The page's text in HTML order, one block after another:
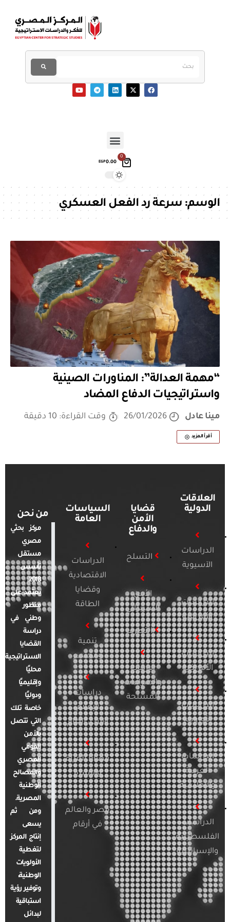
0
EGP0.00
الوسم:سرعة رد الفعل العسكري
“مهمة العدالة”: المناورات الصينية
واستراتيجيات الدفاع المضاد
مينا عادل 26/01/2026 وقت القراءة: 10 دقيقة
أقرأ المزيد
العلاقات
الدولية
الدراسات
الآسيوية
الدراسات
الأفريقية
الدراسات
الأمريكية
الدراسات
الأوروبية
الدراسات
العربية
والإقليمية
الدراسات
الفلسطينية
والإسرائيلية
قضايا
الأمن
والدفاع
التسلح
الأمن
السيبراني
التطرف
الإرهاب
والصراعات
المسلحة
السياسات
العامة
الدراسات
الاقتصادية
وقضايا
الطاقة
تنمية
ومجتمع
دراسات
الإعلام
والرأي العام
قضايا المرأة
والأسرة
مصر والعالم
في أرقام
من نحن
مركز بحثي
مصري
مستقل
تأسس
2018.
يعتمد على
منظور
وطني في
دراسة
القضايا
الاستراتيجية
محليًا
وإقليميًا
ودوليًا
خاصة تلك
التي تتصل
بالأمن
القومي
المصري
والمصالح
الوطنية
المصرية.
ومن ثم
يسعى
إنتاج المركز
لتغطية
الأولويات
الوطنية،
وتوفير رؤية
استباقية
لبدائل